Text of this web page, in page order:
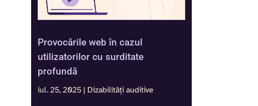
Provocările web în cazul
utilizatorilor cu surditate
profundă
iul. 25, 2025 | Dizabilități auditive